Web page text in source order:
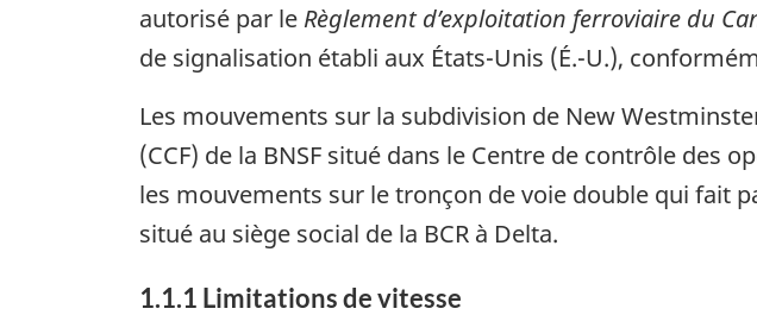
autorisé par le Règlement d’exploitation ferroviaire du
de signalisation établi aux États-Unis (É.-U.),
Les mouvements sur la subdivision de New
(CCF) de la BNSF situé dans le Centre de contrôle des
les mouvements sur le tronçon de voie double qui fait
situé au siège social de la BCR à Delta.
1.1.1 Limitations de vitesse